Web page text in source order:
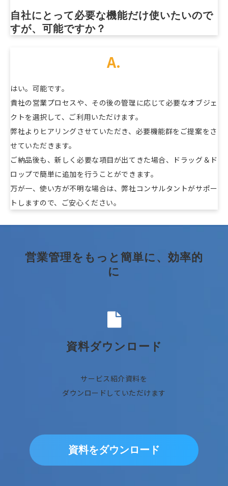
自社にとって必要な機能だけ使いたいので
すが、可能ですか？
A.
はい。可能です。
貴社の営業プロセスや、その後の管理に応じて必要なオブジェ
クトを選択して、ご利用いただけます。
弊社よりヒアリングさせていただき、必要機能群をご提案をさ
せていただきます。
ご納品後も、新しく必要な項目が出てきた場合、ドラッグ＆ド
ロップで簡単に追加を行うことができます。
万が一、使い方が不明な場合は、弊社コンサルタントがサポー
トしますので、ご安心ください。
営業管理をもっと簡単に、効率的
に
資料ダウンロード
サービス紹介資料を
ダウンロードしていただけます
資料をダウンロード